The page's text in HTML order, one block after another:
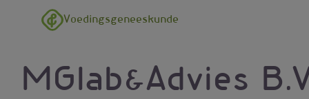
Overslaan en naar de inhoud gaan
Voedingsgeneeskunde
MGlab&Advies